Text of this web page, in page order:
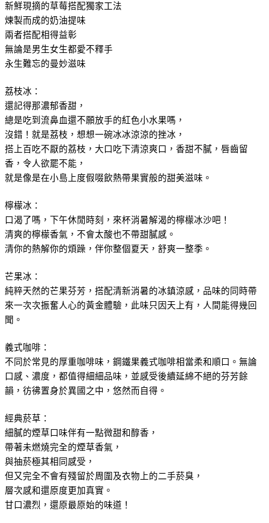
新鮮現摘的草莓搭配獨家工法
煉製而成的奶油提味
兩者搭配相得益彰
無論是男生女生都愛不釋手
永生難忘的曼妙滋味
荔枝冰：
還記得那濃郁香甜，
總是吃到流鼻血還不願放手的紅色小水果嗎，
沒錯！就是荔枝，想想一碗冰冰涼涼的挫冰，
搭上百吃不厭的荔枝，大口吃下清涼爽口，香甜不膩，唇齒留
香，令人欲罷不能，
就是像是在小島上度假啜飲熱帶果實般的甜美滋味。
檸檬冰：
口渴了嗎，下午休閒時刻，來杯消暑解渴的檸檬冰沙吧！
清爽的檸檬香氣，不會太酸也不帶甜膩感。
清你的熱解你的煩躁，伴你整個夏天，舒爽一整季。
芒果冰：
純粹天然的芒果芬芳，搭配清新消暑的冰鎮涼感，品味的同時帶
來一次次振奮人心的黃金體驗，此味只因天上有，人間能得幾回
聞。
義式咖啡：
不同於常見的厚重咖啡味，鋼鐵果義式咖啡相當柔和順口。無論
口感、濃度，都值得細細品味，並感受後續延綿不絕的芬芳餘
韻，彷彿置身於異國之中，悠然而自得。
經典菸草：
細膩的煙草口味伴有一點微甜和醇香，
帶著未燃燒完全的煙草香氣，
與抽菸極其相同感受，
但又完全不會有殘留於周圍及衣物上的二手菸臭，
層次感和還原度更加真實。
甘口濃烈，還原最原始的味道！